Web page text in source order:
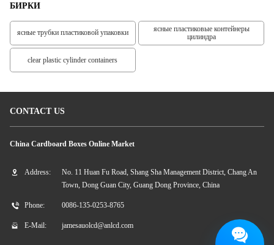
БИРКИ
ясные трубки пластиковой упаковки
ясные пластиковые контейнеры
цилиндра
clear plastic cylinder containers
CONTACT US
China Cardboard Boxes Online Market
Address:
No. 11 Huan Fu Road, Shang Sha Management District, Chang An
Town, Dong Guan City, Guang Dong Province, China
Phone: 0086-135-0253-8765
E-Mail: jamesauolcd@anlcd.com